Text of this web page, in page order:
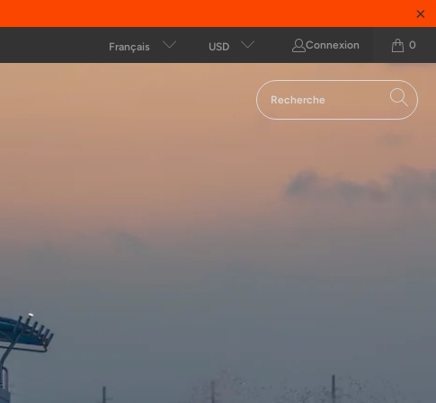
Français USD Connexion 0